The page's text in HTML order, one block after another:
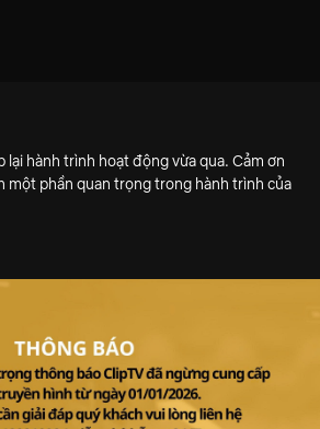
hành trình hoạt động vừa qua. Cảm ơn
một phần quan trọng trong hành trình của